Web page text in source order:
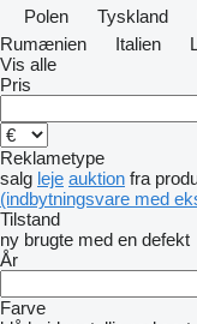
Polen
Tyskland
Rumænien
Italien
Vis alle
Pris
Reklametype
salg leje auktion fra
(indbytningsvare med
Tilstand
ny brugte med en defekt
År
Farve